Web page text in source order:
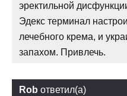
эректильной
Эдекс терминал
лечебного крема, и
запахом. Привлечь.
Rob ответил(а)